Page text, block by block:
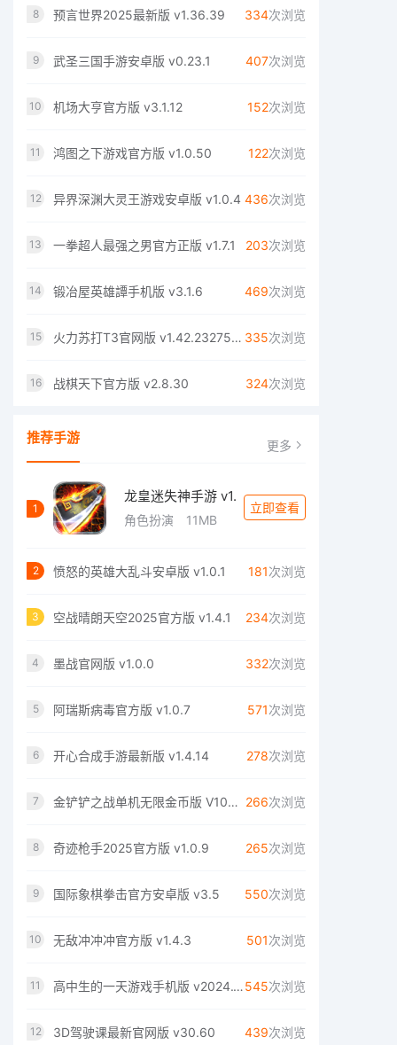
8 预言世界2025最新版 v1.36.39 334次浏览
9 武圣三国手游安卓版 v0.23.1 407次浏览
10 机场大亨官方版 v3.1.12 152次浏览
11 鸿图之下游戏官方版 v1.0.50 122次浏览
12 异界深渊大灵王游戏安卓版 v1.0.4 436次浏览
13 一拳超人最强之男官方正版 v1.7.1 203次浏览
14 锻冶屋英雄譚手机版 v3.1.6 469次浏览
15 火力苏打T3官网版 v1.42.2327580 335次浏览
16 战棋天下官方版 v2.8.30 324次浏览
推荐手游 更多
1
龙皇迷失神手游 v1.
角色扮演 11MB
立即查看
2 愤怒的英雄大乱斗安卓版 v1.0.1 181次浏览
3 空战晴朗天空2025官方版 v1.4.1 234次浏览
4 墨战官网版 v1.0.0 332次浏览
5 阿瑞斯病毒官方版 v1.0.7 571次浏览
6 开心合成手游最新版 v1.4.14 278次浏览
7 金铲铲之战单机无限金币版 V1000.4.12 266次浏览
8 奇迹枪手2025官方版 v1.0.9 265次浏览
9 国际象棋拳击官方安卓版 v3.5 550次浏览
10 无敌冲冲冲官方版 v1.4.3 501次浏览
11 高中生的一天游戏手机版 v2024.11.376 545次浏览
12 3D驾驶课最新官网版 v30.60 439次浏览